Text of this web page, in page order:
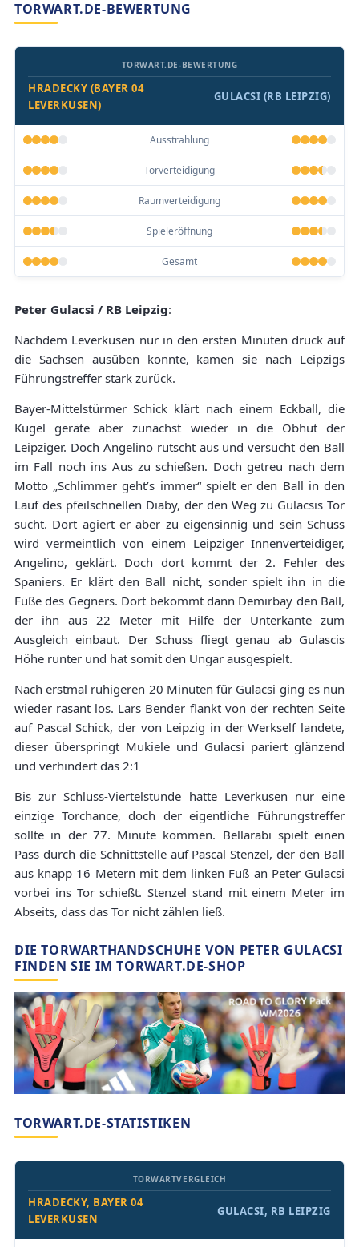
TORWART.DE-BEWERTUNG
HRADECKY (BAYER 04
LEVERKUSEN)
TORWART.DE-BEWERTUNG
GULACSI (RB LEIPZIG)
Ausstrahlung
Torverteidigung
Raumverteidigung
Spieleröffnung
Gesamt
Peter Gulacsi / RB Leipzig:
Nachdem Leverkusen nur in den ersten Minuten druck auf
die Sachsen ausüben konnte, kamen sie nach Leipzigs
Führungstreffer stark zurück.
Bayer-Mittelstürmer Schick klärt nach einem Eckball, die
Kugel geräte aber zunächst wieder in die Obhut der
Leipziger. Doch Angelino rutscht aus und versucht den Ball
im Fall noch ins Aus zu schießen. Doch getreu nach dem
Motto „Schlimmer geht’s immer“ spielt er den Ball in den
Lauf des pfeilschnellen Diaby, der den Weg zu Gulacsis Tor
sucht. Dort agiert er aber zu eigensinnig und sein Schuss
wird vermeintlich von einem Leipziger Innenverteidiger,
Angelino, geklärt. Doch dort kommt der 2. Fehler des
Spaniers. Er klärt den Ball nicht, sonder spielt ihn in die
Füße des Gegners. Dort bekommt dann Demirbay den Ball,
der ihn aus 22 Meter mit Hilfe der Unterkante zum
Ausgleich einbaut. Der Schuss fliegt genau ab Gulascis
Höhe runter und hat somit den Ungar ausgespielt.
Nach erstmal ruhigeren 20 Minuten für Gulacsi ging es nun
wieder rasant los. Lars Bender flankt von der rechten Seite
auf Pascal Schick, der von Leipzig in der Werkself landete,
dieser überspringt Mukiele und Gulacsi pariert glänzend
und verhindert das 2:1
Bis zur Schluss-Viertelstunde hatte Leverkusen nur eine
einzige Torchance, doch der eigentliche Führungstreffer
sollte in der 77. Minute kommen. Bellarabi spielt einen
Pass durch die Schnittstelle auf Pascal Stenzel, der den Ball
aus knapp 16 Metern mit dem linken Fuß an Peter Gulacsi
vorbei ins Tor schießt. Stenzel stand mit einem Meter im
Abseits, dass das Tor nicht zählen ließ.
DIE TORWARTHANDSCHUHE VON PETER GULACSI
FINDEN SIE IM TORWART.DE-SHOP
TORWART.DE-STATISTIKEN
HRADECKY, BAYER 04
LEVERKUSEN
TORWARTVERGLEICH
GULACSI, RB LEIPZIG